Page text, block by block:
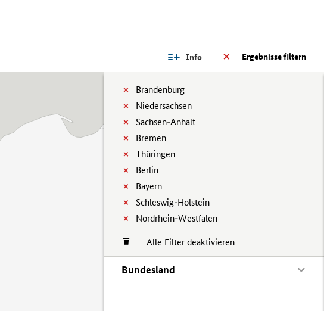
Ergebnisse filtern
Info
Brandenburg
Niedersachsen
Sachsen-Anhalt
Bremen
Thüringen
Berlin
Bayern
Schleswig-Holstein
Nordrhein-Westfalen
Alle Filter deaktivieren
Bundesland